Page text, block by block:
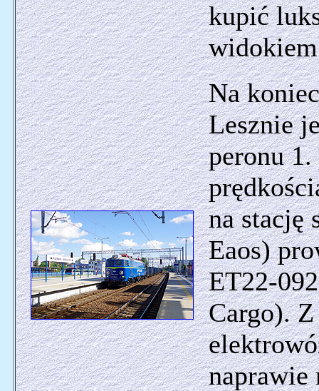
kupić
Na
Lesznie
peronu
na stację
Eaos)
ET22-
Cargo).
naprawie